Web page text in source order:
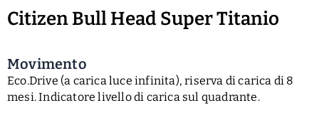
Citizen Bull Head Super Titanio
Movimento
Eco.Drive (a carica luce infinita), riserva di carica di 8
mesi. Indicatore livello di carica sul quadrante.